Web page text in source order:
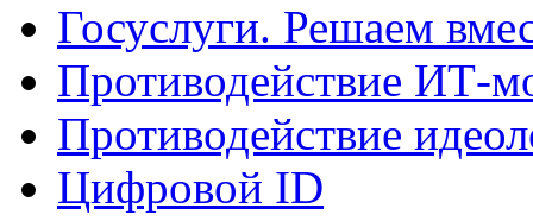
Госуслуги. Решаем
Противодействие ИТ-
Противодействие
Цифровой ID